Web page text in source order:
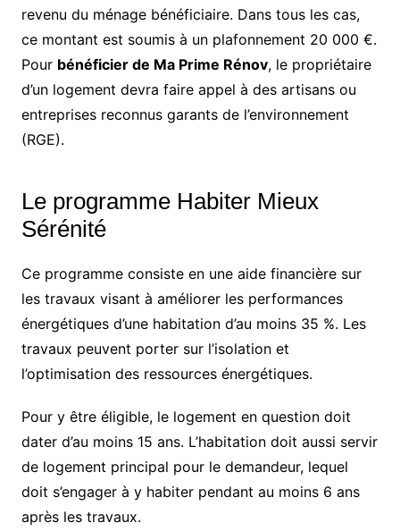
revenu du ménage bénéficiaire. Dans tous les cas,
ce montant est soumis à un plafonnement 20 000 €.
Pour bénéficier de Ma Prime Rénov, le propriétaire
d’un logement devra faire appel à des artisans ou
entreprises reconnus garants de l’environnement
(RGE).
Le programme Habiter Mieux
Sérénité
Ce programme consiste en une aide financière sur
les travaux visant à améliorer les performances
énergétiques d’une habitation d’au moins 35 %. Les
travaux peuvent porter sur l’isolation et
l’optimisation des ressources énergétiques.
Pour y être éligible, le logement en question doit
dater d’au moins 15 ans. L’habitation doit aussi servir
de logement principal pour le demandeur, lequel
doit s’engager à y habiter pendant au moins 6 ans
après les travaux.